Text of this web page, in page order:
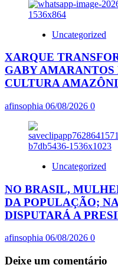
Uncategorized
XARQUE
GABY
CULTURA
afinsophia 06/08/2026 0
Uncategorized
NO BRASIL,
DA POPULAÇÃO;
DISPUTARÁ A
afinsophia 06/08/2026 0
Deixe um comentário